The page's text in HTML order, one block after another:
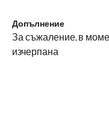
Допълнение
За съжаление, в
изчерпана